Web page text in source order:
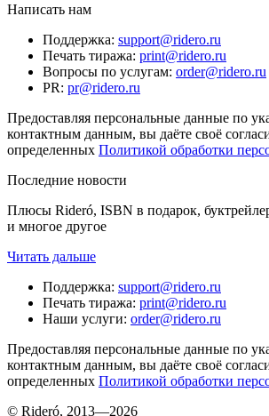
Написать нам
Поддержка: support@ridero.ru
Печать тиража: print@ridero.ru
Вопросы по услугам: order@ridero.ru
PR: pr@ridero.ru
Предоставляя персональные данные по
контактным данным, вы даёте своё
определенных Политикой обработки
Последние новости
Плюсы Rideró, ISBN в подарок,
и многое другое
Читать дальше
Поддержка: support@ridero.ru
Печать тиража: print@ridero.ru
Наши услуги: order@ridero.ru
Предоставляя персональные данные по
контактным данным, вы даёте своё
определенных Политикой обработки
© Rideró, 2013—2026